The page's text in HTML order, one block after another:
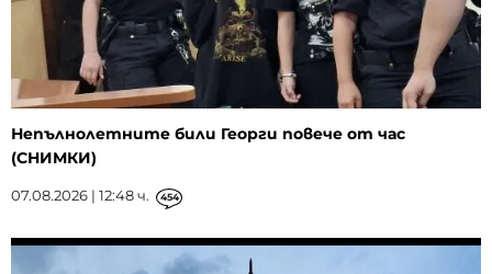
Непълнолетните били Георги повече от час
(СНИМКИ)
07.08.2026 | 12:48 ч. 454